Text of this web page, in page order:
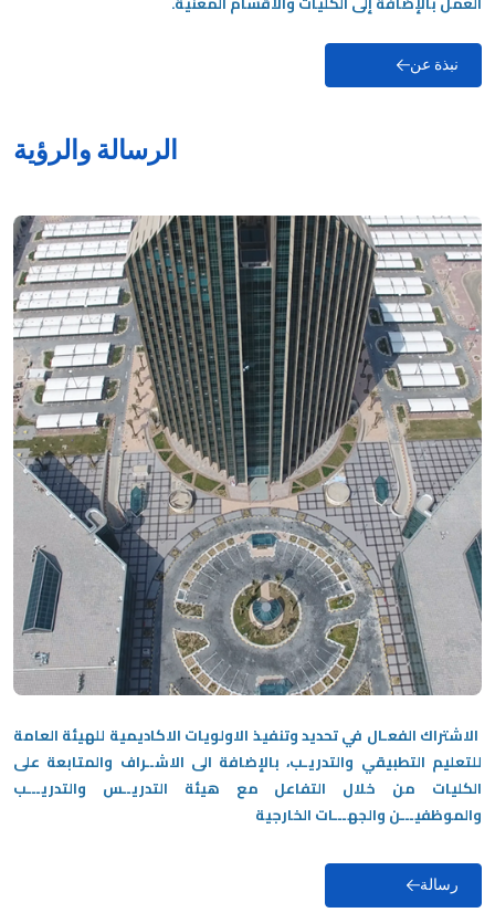
نبذة عن
الرسالة والرؤية
الاشتراك الفعـال في تحديد وتنفيذ الاولويات الاكاديمية للهيئة العامة
للتعليم التطبيقي والتدريـب، بالإضافة الى الاشــراف والمتابعة على
الكليات من خلال التفاعل مع هيئة التدريــس والتدريـــب
والموظفيـــن والجهـــات الخارجية
رسالة